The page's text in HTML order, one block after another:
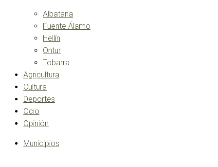
Albatana
Fuente Álamo
Hellín
Ontur
Tobarra
Agricultura
Cultura
Deportes
Ocio
Opinión
Municipios